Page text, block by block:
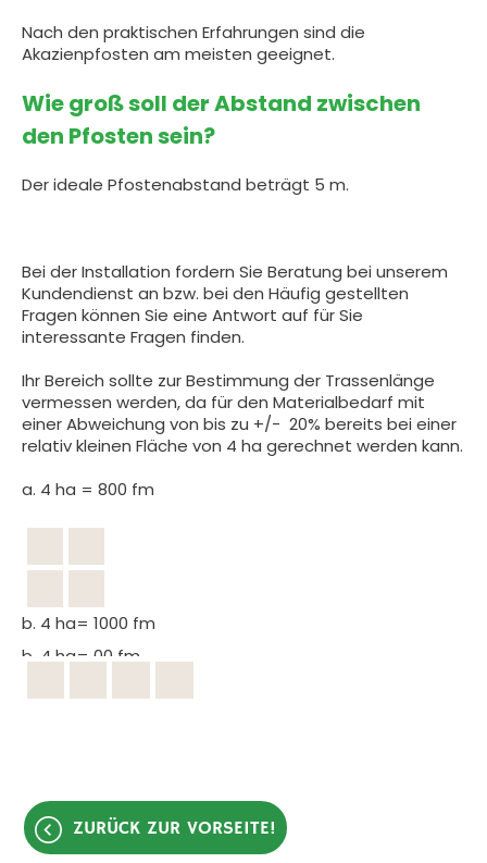
Nach den praktischen Erfahrungen sind die
Akazienpfosten am meisten geeignet.
Wie groß soll der Abstand zwischen
den Pfosten sein?
Der ideale Pfostenabstand beträgt 5 m.
Bei der Installation fordern Sie Beratung bei unserem
Kundendienst an bzw. bei den Häufig gestellten
Fragen können Sie eine Antwort auf für Sie
interessante Fragen finden.
Ihr Bereich sollte zur Bestimmung der Trassenlänge
vermessen werden, da für den Materialbedarf mit
einer Abweichung von bis zu +/- 20% bereits bei einer
relativ kleinen Fläche von 4 ha gerechnet werden kann.
a. 4 ha = 800 fm
b. 4 ha= 1000 fm
b. 4 ha= 00 fm
ZURÜCK ZUR VORSEITE!